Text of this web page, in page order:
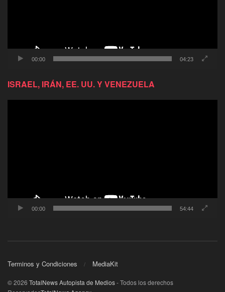
00:00 04:23
ISRAEL, IRÁN, EE. UU. Y VENEZUELA
00:00 54:44
Terminos y Condiciones MediaKit
© 2026 TotalNews Autopista de Medios- Todos los derechos